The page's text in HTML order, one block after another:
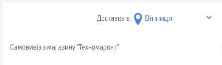
Доставка в
Самовивіз з магазину "Техномаркет"